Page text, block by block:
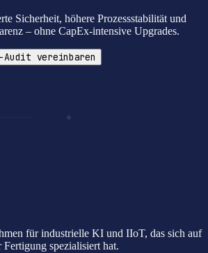
Sicherheit, höhere Prozessstabilität und
– ohne CapEx-intensive Upgrades.
Audit vereinbaren
für industrielle KI und IIoT, das sich auf
spezialisiert hat.